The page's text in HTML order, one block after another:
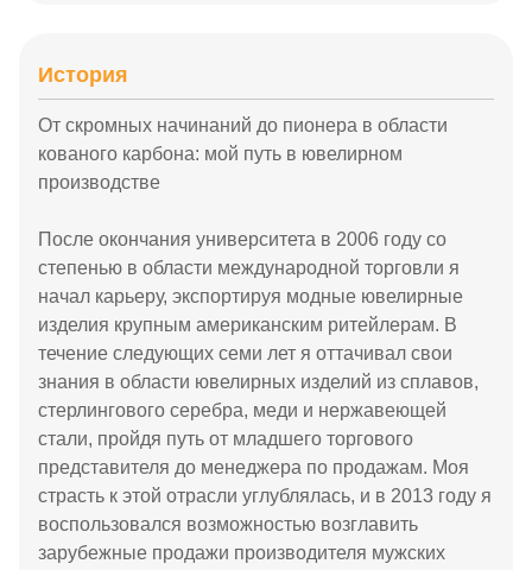
История
От скромных начинаний до пионера в области
кованого карбона: мой путь в ювелирном
производстве
После окончания университета в 2006 году со
степенью в области международной торговли я
начал карьеру, экспортируя модные ювелирные
изделия крупным американским ритейлерам. В
течение следующих семи лет я оттачивал свои
знания в области ювелирных изделий из сплавов,
стерлингового серебра, меди и нержавеющей
стали, пройдя путь от младшего торгового
представителя до менеджера по продажам. Моя
страсть к этой отрасли углублялась, и в 2013 году я
воспользовался возможностью возглавить
зарубежные продажи производителя мужских